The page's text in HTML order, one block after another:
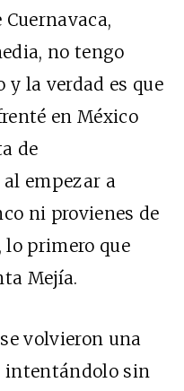
Cuernavaca,
no tengo
la verdad es que
en México
de
empezar a
ni provienes de
primero que
Mejía.
volvieron una
intentándolo sin